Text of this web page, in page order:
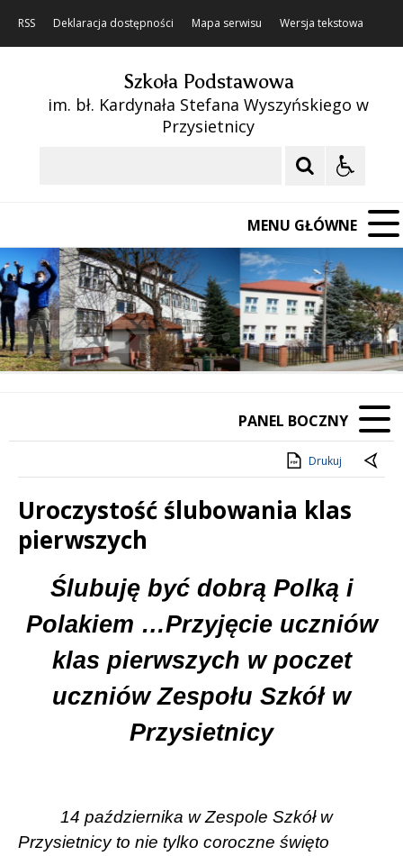
RSS Deklaracja dostępności Mapa serwisu Wersja tekstowa
Szkoła Podstawowa
im. bł. Kardynała Stefana Wyszyńskiego w
Przysietnicy
MENU GŁÓWNE
Poprzedni Element
Następny Element
❚❚
PANEL BOCZNY
Drukuj
Uroczystość ślubowania klas
pierwszych
TreśćŚlubuję być dobrą Polką i
Polakiem …Przyjęcie uczniów
klas pierwszych w poczet
uczniów Zespołu Szkół w
Przysietnicy
14 października w Zespole Szkół w
Przysietnicy to nie tylko coroczne święto